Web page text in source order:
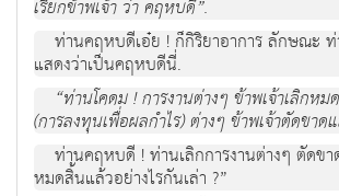
เรียกข้าพเจ้า ว่า คฤหบดี”.
ท่านคฤหบดีเอ๋ย ! ก็กิริยาอาการ ลักษณะ
แสดงว่าเป็นคฤหบดีนี่.
“ท่านโคดม ! การงานต่างๆ ข้าพเจ้าเลิกห
(การลงทุนเพื่อผลกำไร) ต่างๆ ข้าพเจ้าตัดขาด
ท่านคฤหบดี ! ท่านเลิกการงานต่างๆ ตัดข
หมดสิ้นแล้วอย่างไรกันเล่า ?”